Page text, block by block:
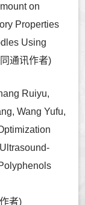
on
Properties
Using
通讯作者)
Ruiyu,
Wang Yufu,
者)